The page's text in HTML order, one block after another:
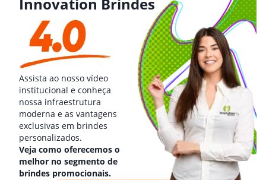
Innovation Brindes
Assista ao nosso vídeo
institucional e conheça
nossa infraestrutura
moderna e as vantagens
exclusivas em brindes
personalizados.
Veja como oferecemos o
melhor no segmento de
brindes promocionais.